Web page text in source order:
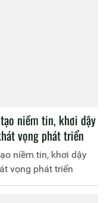
niềm tin, khơi dậy
vọng phát triển
niềm tin, khơi dậy
vọng phát triển